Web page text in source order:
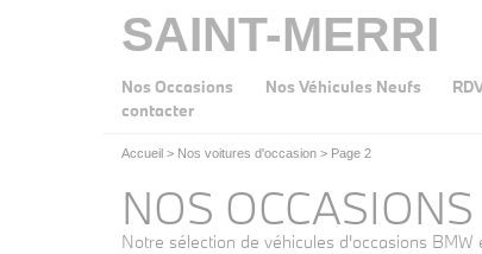
SAINT-MERRI
Nos Occasions Nos Véhicules Neufs
contacter
Accueil > Nos voitures d'occasion > Page 2
NOS OCCASIONS
Notre sélection de véhicules d'occasions BMW